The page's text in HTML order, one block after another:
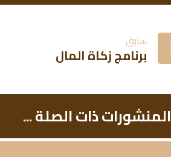
سابق
برنامج زكاة المال
المنشورات ذات الصلة ...